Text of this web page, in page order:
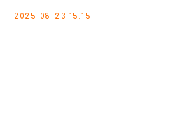
2025-08-23 15:15